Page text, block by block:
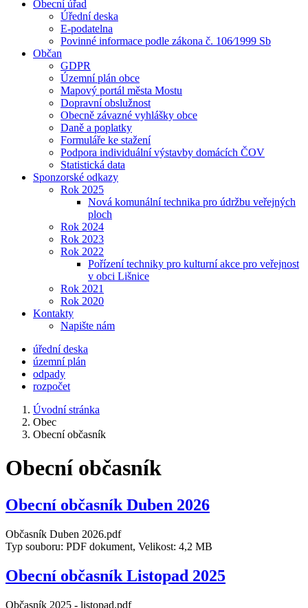
Obecní úřad
Úřední deska
E-podatelna
Povinné informace podle zákona č. 106⁄1999 Sb
Občan
GDPR
Územní plán obce
Mapový portál města Mostu
Dopravní obslužnost
Obecně závazné vyhlášky obce
Daně a poplatky
Formuláře ke stažení
Podpora individuální výstavby domácích ČOV
Statistická data
Sponzorské odkazy
Rok 2025
Nová komunální technika pro údržbu veřejných
ploch
Rok 2024
Rok 2023
Rok 2022
Pořízení techniky pro kulturní akce pro veřejnost
v obci Lišnice
Rok 2021
Rok 2020
Kontakty
Napište nám
úřední deska
územní plán
odpady
rozpočet
Úvodní stránka
Obec
Obecní občasník
Obecní občasník
Obecní občasník Duben 2026
Občasník Duben 2026.pdf
Typ souboru: PDF dokument, Velikost: 4,2 MB
Obecní občasník Listopad 2025
Občasník 2025 - listopad.pdf